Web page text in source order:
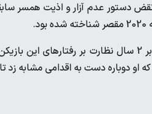
نقض دستور عدم آزار و اذیت
به همین دلیل دادگاه حکمی مبنی بر 2 سال
او دوباره دست به اقدامی مشابه زد